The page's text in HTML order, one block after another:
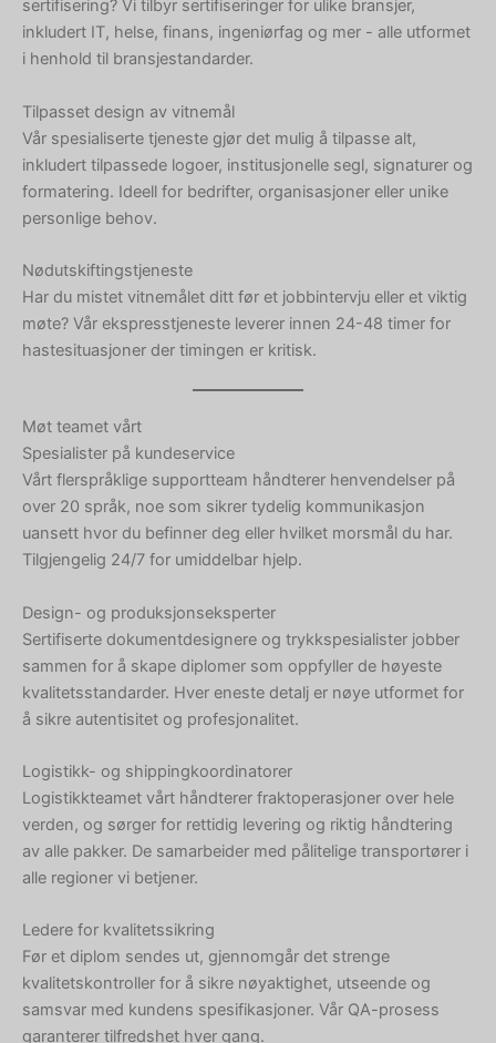
sertifisering? Vi tilbyr sertifiseringer for ulike bransjer,
inkludert IT, helse, finans, ingeniørfag og mer - alle utformet
i henhold til bransjestandarder.
Tilpasset design av vitnemål
Vår spesialiserte tjeneste gjør det mulig å tilpasse alt,
inkludert tilpassede logoer, institusjonelle segl, signaturer og
formatering. Ideell for bedrifter, organisasjoner eller unike
personlige behov.
Nødutskiftingstjeneste
Har du mistet vitnemålet ditt før et jobbintervju eller et viktig
møte? Vår ekspresstjeneste leverer innen 24-48 timer for
hastesituasjoner der timingen er kritisk.
Møt teamet vårt
Spesialister på kundeservice
Vårt flerspråklige supportteam håndterer henvendelser på
over 20 språk, noe som sikrer tydelig kommunikasjon
uansett hvor du befinner deg eller hvilket morsmål du har.
Tilgjengelig 24/7 for umiddelbar hjelp.
Design- og produksjonseksperter
Sertifiserte dokumentdesignere og trykkspesialister jobber
sammen for å skape diplomer som oppfyller de høyeste
kvalitetsstandarder. Hver eneste detalj er nøye utformet for
å sikre autentisitet og profesjonalitet.
Logistikk- og shippingkoordinatorer
Logistikkteamet vårt håndterer fraktoperasjoner over hele
verden, og sørger for rettidig levering og riktig håndtering
av alle pakker. De samarbeider med pålitelige transportører i
alle regioner vi betjener.
Ledere for kvalitetssikring
Før et diplom sendes ut, gjennomgår det strenge
kvalitetskontroller for å sikre nøyaktighet, utseende og
samsvar med kundens spesifikasjoner. Vår QA-prosess
garanterer tilfredshet hver gang.